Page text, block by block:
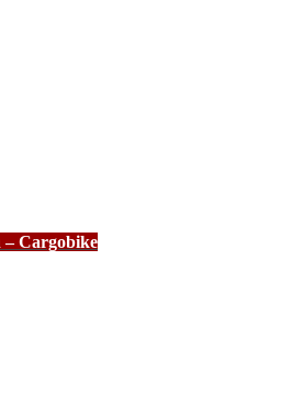
– Cargobike